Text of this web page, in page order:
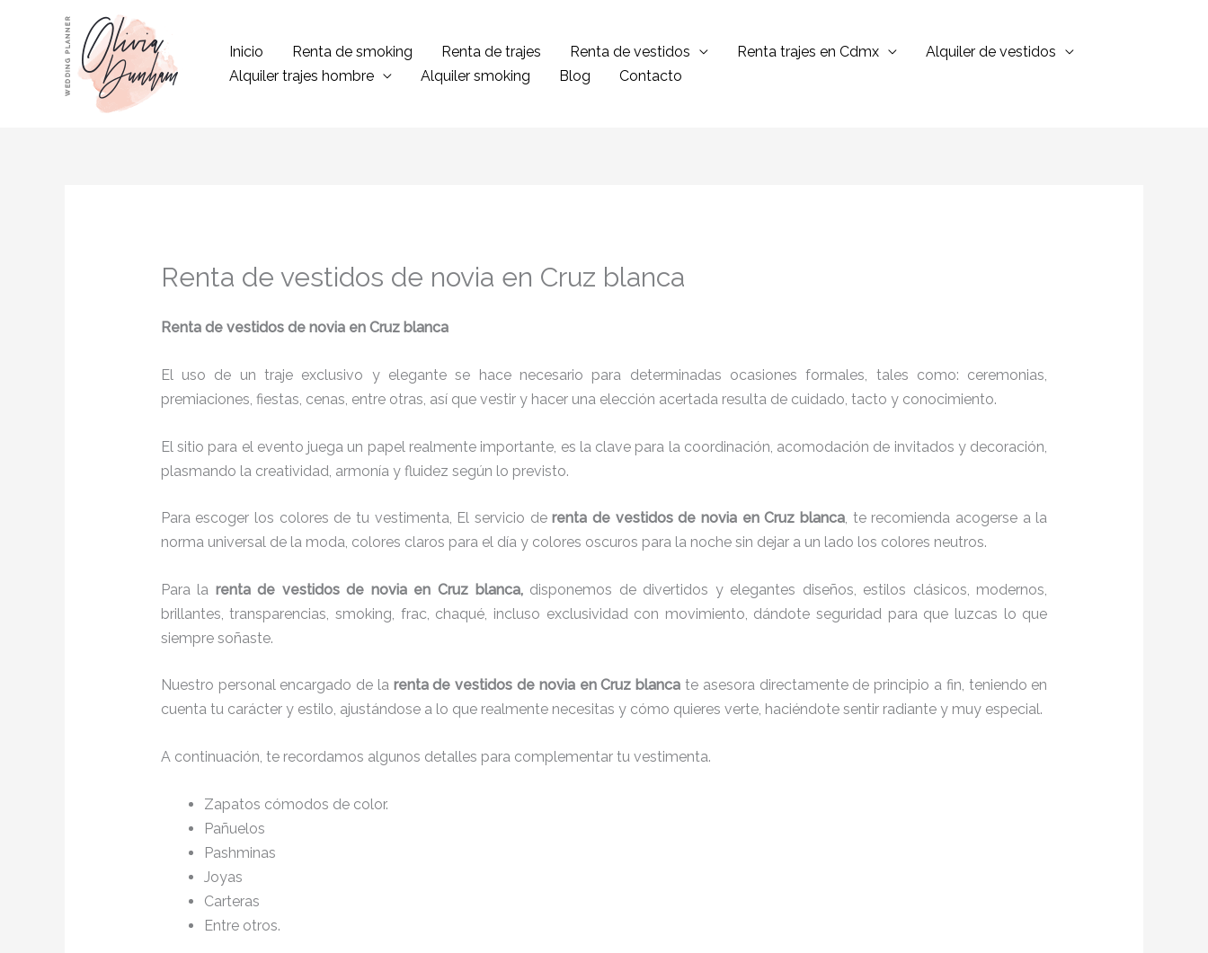
contenido
Inicio Renta de smoking Renta de trajes Renta de vestidos Renta trajes en Cdmx
Alquiler de vestidos
Alquiler trajes hombre
Alquiler smoking Blog Contacto
Renta de vestidos de novia en Cruz blanca
Renta de vestidos de novia en Cruz blanca
El uso de un traje exclusivo y elegante se hace necesario para determinadas ocasiones formales, tales como: ceremonias,
premiaciones, fiestas, cenas, entre otras, así que vestir y hacer una elección acertada resulta de cuidado, tacto y conocimiento.
El sitio para el evento juega un papel realmente importante, es la clave para la coordinación, acomodación de invitados y decoración,
plasmando la creatividad, armonía y fluidez según lo previsto.
Para escoger los colores de tu vestimenta, El servicio derenta de vestidos de novia en Cruz blanca, te recomienda acogerse a la
norma universal de la moda, colores claros para el día y colores oscuros para la noche sin dejar a un lado los colores neutros.
Para la renta de vestidos de novia en Cruz blanca, disponemos de divertidos y elegantes diseños, estilos clásicos, modernos,
brillantes, transparencias, smoking, frac, chaqué, incluso exclusividad con movimiento, dándote seguridad para que luzcas lo que
siempre soñaste.
Nuestro personal encargado de la renta de vestidos de novia en Cruz blanca te asesora directamente de principio a fin, teniendo en
cuenta tu carácter y estilo, ajustándose a lo que realmente necesitas y cómo quieres verte, haciéndote sentir radiante y muy especial.
A continuación, te recordamos algunos detalles para complementar tu vestimenta.
Zapatos cómodos de color.
Pañuelos
Pashminas
Joyas
Carteras
Entre otros.